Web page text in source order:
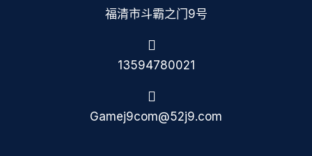
福清市斗霸之门9号
13594780021
Gamej9com@52j9.com